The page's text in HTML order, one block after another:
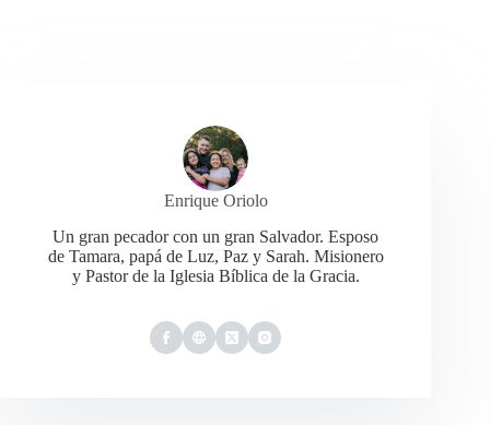
Enrique Oriolo
Un gran pecador con un gran Salvador. Esposo
de Tamara, papá de Luz, Paz y Sarah. Misionero
y Pastor de la Iglesia Bíblica de la Gracia.